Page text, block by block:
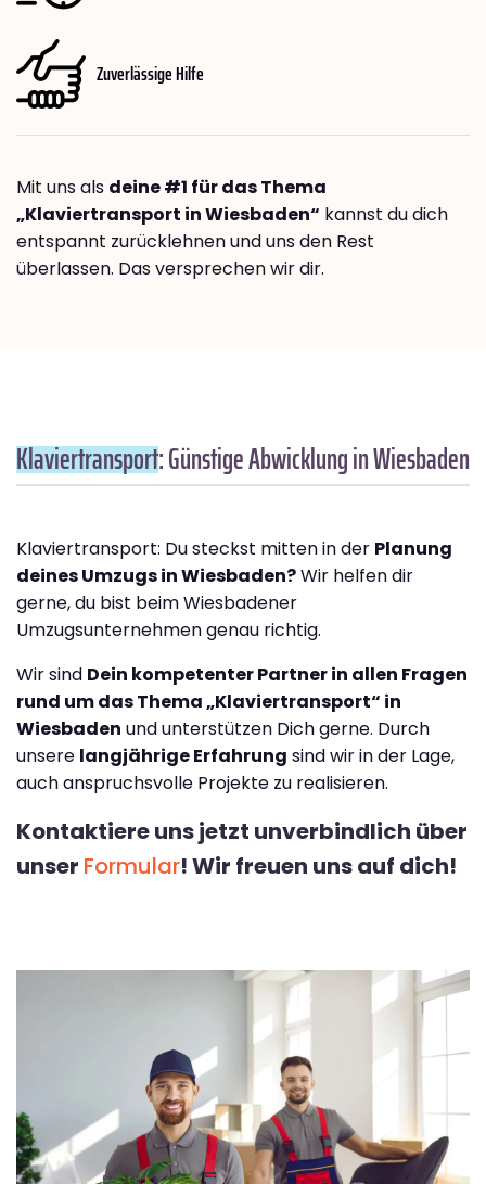
Zuverlässige Hilfe
Mit uns als deine #1 für das Thema
„Klaviertransport in Wiesbaden“ kannst du dich
entspannt zurücklehnen und uns den Rest
überlassen. Das versprechen wir dir.
Klaviertransport: Günstige Abwicklung in Wiesbaden
Klaviertransport: Du steckst mitten in der Planung
deines Umzugs in Wiesbaden?Wir helfen dir
gerne, du bist beim Wiesbadener
Umzugsunternehmen genau richtig.
Wir sind Dein kompetenter Partner in allen Fragen
rund um das Thema „Klaviertransport“ in
Wiesbaden und unterstützen Dich gerne. Durch
unsere langjährige Erfahrung sind wir in der Lage,
auch anspruchsvolle Projekte zu realisieren.
Kontaktiere uns jetzt unverbindlich über
unser Formular! Wir freuen uns auf dich!